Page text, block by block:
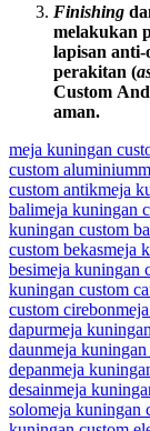
Finishing
melakukan
lapisan anti-
perakitan (
Custom
aman.
meja kuningan
custom aluminium
custom antikmeja
balimeja kuningan
kuningan custom
custom bekasmeja
besimeja kuningan
kuningan custom
custom cirebon
dapurmeja
daunmeja kuningan
depanmeja
desainmeja
solomeja kuningan